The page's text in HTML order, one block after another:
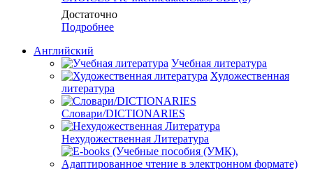
Достаточно
Подробнее
Английский
Учебная литература
Художественная
литература
Словари/DICTIONARIES
Нехудожественная Литература